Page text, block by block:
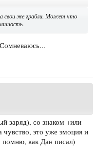
свои же грабли. Может что
заряд), со знаком +или -
чувство, это уже эмоция и
помню, как Дан писал)